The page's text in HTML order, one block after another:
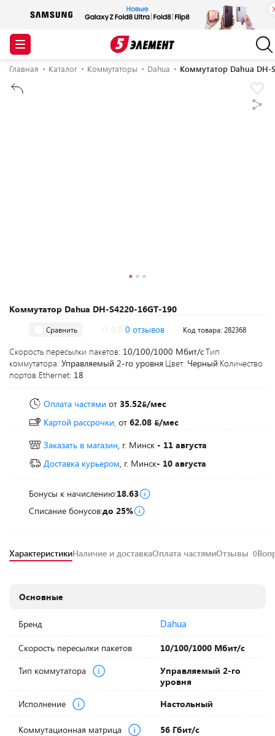
Главная Каталог Коммутаторы Dahua Коммутатор Dahua DH-
Коммутатор Dahua DH-S4220-16GT-190
Сравнить 0 отзывов Код товара: 282368
Скорость пересылки пакетов: 10/100/1000 Мбит/сТип
коммутатора: Управляемый 2-го уровня Цвет: Черный Количество
портов Ethernet: 18
Оплата частями от 35.52 /мес
Картой рассрочки, от 62.08
/мес
Заказать в магазин, г. Минск - 11 августа
Доставка курьером, г. Минск- 10 августа
Бонусы к начислению:18.63
Списание бонусов:до 25%
ХарактеристикиНаличие и доставкаОплата частямиОтзывы 0
Основные
Бренд Dahua
Скорость пересылки пакетов
10/100/1000 Мбит/с
Тип коммутатора
Управляемый 2-го
уровня
Исполнение
Настольный
Коммутационная матрица 56 Гбит/с